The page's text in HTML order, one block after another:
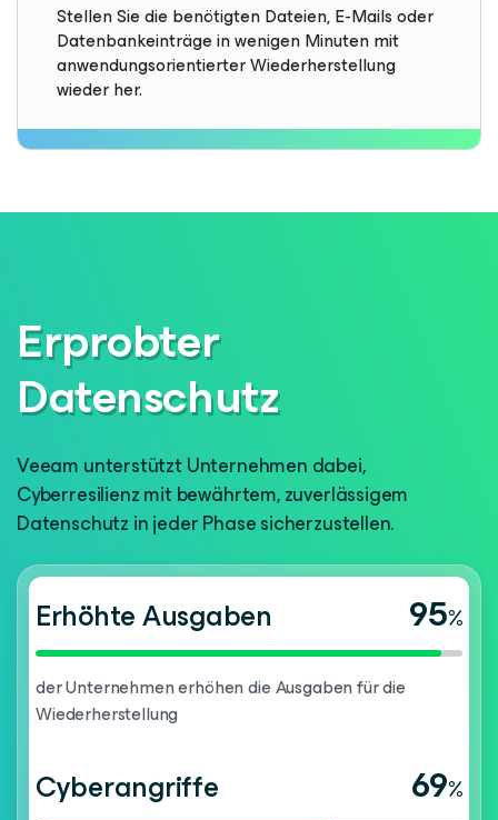
Stellen Sie die benötigten Dateien, E-Mails oder
Datenbankeinträge in wenigen Minuten mit
anwendungsorientierter Wiederherstellung
wieder her.
Erprobter
Datenschutz
Veeam unterstützt Unternehmen dabei,
Cyberresilienz mit bewährtem, zuverlässigem
Datenschutz in jeder Phase sicherzustellen.
Erhöhte Ausgaben 95%
der Unternehmen erhöhen die Ausgaben für die
Wiederherstellung
Cyberangriffe 69%